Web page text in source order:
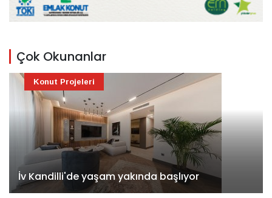
Çok Okunanlar
İv Kandilli'de yaşam yakında başlıyor
Konut Projeleri